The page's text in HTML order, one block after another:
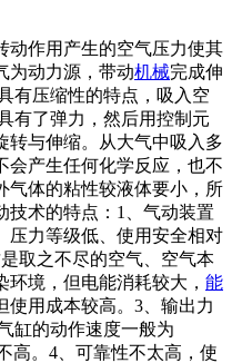
动作用产生的空气压力使其
为动力源，带动机械完成伸
有压缩性的特点，吸入空
有了弹力，然后用控制元
转与伸缩。从大气中吸入多
会产生任何化学反应，也不
气体的粘性较液体要小，所
技术的特点：1、气动装置
压力等级低、使用安全相对
取之不尽的空气、空气本
境，但电能消耗较大， 能
使用成本较高。3、输出力
缸的动作速度一般为
高。4、可靠性不太高，使